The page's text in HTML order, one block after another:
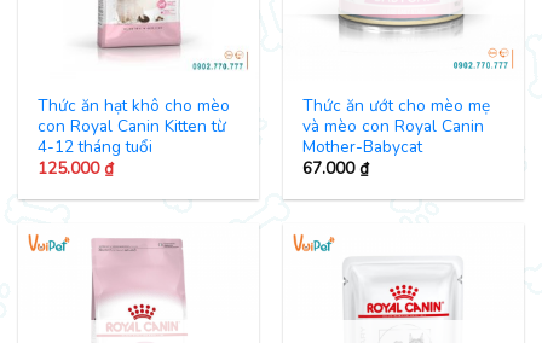
Thức ăn hạt khô cho mèo
con Royal Canin Kitten từ
4-12 tháng tuổi
125.000₫
Thức ăn ướt cho mèo mẹ
và mèo con Royal Canin
Mother-Babycat
67.000₫